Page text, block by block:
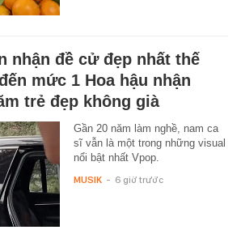
nhận đề cử đẹp nhất thế
mức 1 Hoa hậu nhận
trẻ đẹp không già
Gần 20 năm làm nghề, nam ca
sĩ vẫn là một trong những visual
nổi bật nhất Vpop.
MUSIK - 6 giờ trước